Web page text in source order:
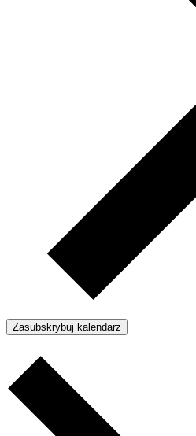
Zasubskrybuj kalendarz